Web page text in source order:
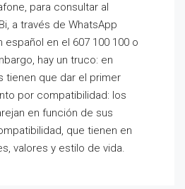
para consultar al
a través de WhatsApp
español en el 607 100 100 o
hay un truco: en
tienen que dar el primer
por compatibilidad: los
en función de sus
que tienen en
valores y estilo de vida.